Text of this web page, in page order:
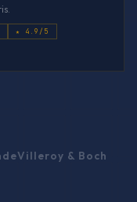
★ 4.9/5
Villeroy & Boch